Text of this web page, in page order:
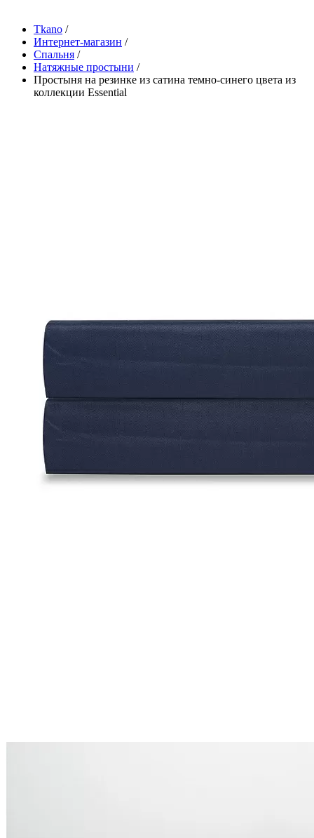
Tkano /
Интернет-магазин /
Спальня /
Натяжные простыни /
Простыня на резинке из сатина темно-синего цвета из
коллекции Essential